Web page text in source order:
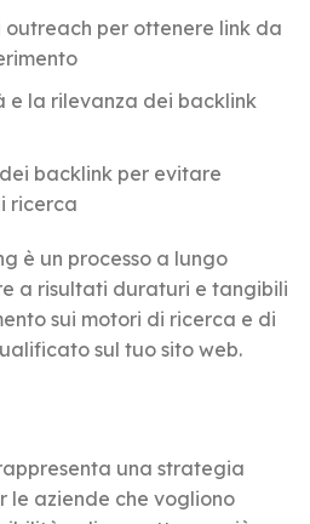
outreach per ottenere link da
e la rilevanza dei backlink
backlink per evitare
ricerca
è un processo a lungo
a risultati duraturi e tangibili
sui motori di ricerca e di
sul tuo sito web.
una strategia
le aziende che vogliono